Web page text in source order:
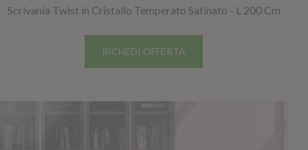
Scrivania Twist in Cristallo Temperato Satinato - L 200 Cm
RICHEDI OFFERTA